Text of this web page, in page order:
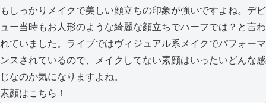
もしっかりメイクで美しい顔立ちの印象が強いですよね。デビ
ュー当時もお人形のような綺麗な顔立ちでハーフでは？と言わ
れていました。ライブではヴィジュアル系メイクでパフォーマ
ンスされているので、メイクしてない素顔はいったいどんな感
じなのか気になりますよね。
素顔はこちら！